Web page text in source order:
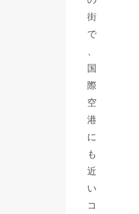
街
で
国
際
空
港
に
も
近
い
コ